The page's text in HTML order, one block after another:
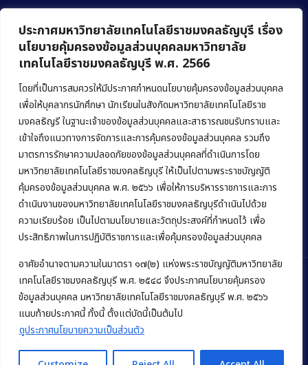
ประกาศมหาวิทยาลัยเทคโนโลยีราชมงคลธัญบุรี เรื่อง
นโยบายคุ้มครองข้อมูลส่วนบุคคลมหาวิทยาลัย
เทคโนโลยีราชมงคลธัญบุรี พ.ศ. 2566
โดยที่เป็นการสมควรให้มีประกาศกำหนดนโยบายคุ้มครองข้อมูลส่วนบุคคล
เพื่อให้บุคลากรนักศึกษา นักเรียนในสังกัดมหาวิทยาลัยเทคโนโลยีราช
มงคลธัญรี ในฐานะเจ้าของข้อมูลส่วนบุคคลและสาธารณชนรับทราบและ
เข้าใจถึงแนวทางการจัดการและการคุ้มครองข้อมูลส่วนบุคคล รวมถึง
มาตรการรักษาความปลอดภัยของข้อมูลส่วนบุคคลที่ดำเนินการโดย
มหาวิทยาลัยเทคโนโลยีราชมงคลธัญบุรี ให้เป็นไปตามพระราชบัญญัติ
คุ้มครองข้อมูลส่วนบุคคล พ.ศ. ๒๕๖๖ เพื่อให้การบริหารราชการและการ
ดำเนินงานของมหาวิทยาลัยเทคโนโลยีราชมงคลธัญบุรีดำเนินไปด้วย
ความเรียบร้อย เป็นไปตามนโยบายและวัตถุประสงค์ที่กำหนดไว้ เพื่อ
ประสิทธิภาพในการปฏิบัติราชการและเพื่อคุ้มครองข้อมูลส่วนบุคคล
อาศัยอำนาจตามความในมาตรา ๑๗(๒) แห่งพระราชบัญญัติมหาวิทยาลัย
เทคโนโลยีราชมงคลธัญบุรี พ.ศ. ๒๕๔๘ จึงประกาศนโยบายคุ้มครอง
ข้อมูลส่วนบุคคล มหาวิทยาลัยเทคโนโลยีราชมงคลธัญบุรี พ.ศ. ๒๕๖๖
แนบท้ายประกาศนี้ ทั้งนี้ ตั้งแต่บัดนี้เป็นต้นไป
ดูประกาศนโยบายความเป็นส่วนตัว
คณะบริหารธุรกิจ
มหาวิทยาลัยเทคโนโลยีราชมงคลธัญบุรี
39 หมู่ 1 ถนนรังสิต-นครนายก ตำบลคลองหก
อำเภอคลองหลวง จังหวัดปทุมธานี 12120
Phone:+66 (0) 2549 3243,+66 (0) 2549 3241
E-mail:bus@rmutt.ac.th
Copyright © 2022 คณะบริหารธุรกิจ มหาวิทยาลัยเทคโนโลยีราชมงคล
ธัญบุรี